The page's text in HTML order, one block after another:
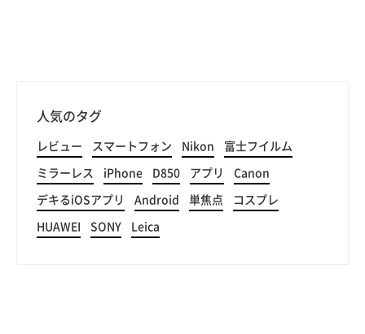
人気のタグ
レビュー スマートフォン Nikon 富士フイルム
ミラーレス iPhone D850 アプリ Canon
デキるiOSアプリ Android 単焦点 コスプレ
HUAWEI SONY Leica